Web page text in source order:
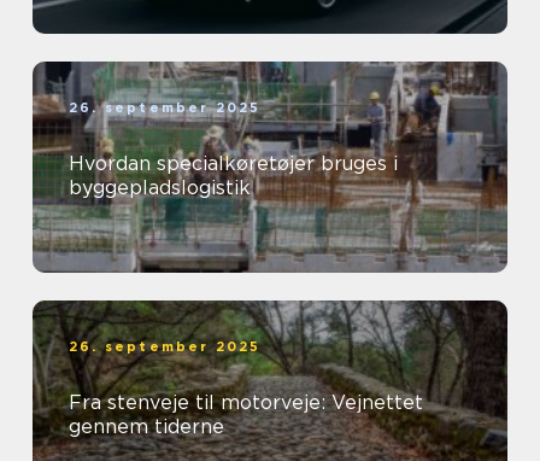
26. september 2025
Hvordan specialkøretøjer bruges i
byggepladslogistik
26. september 2025
Fra stenveje til motorveje: Vejnettet
gennem tiderne